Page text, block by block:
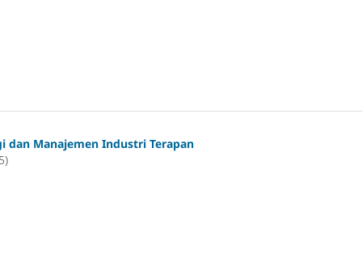
dan Manajemen Industri Terapan